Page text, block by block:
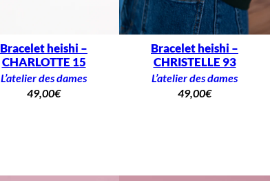
Bracelet heishi –
CHARLOTTE 15
L’atelier des dames
49,00€
Bracelet heishi –
CHRISTELLE 93
L’atelier des dames
49,00€